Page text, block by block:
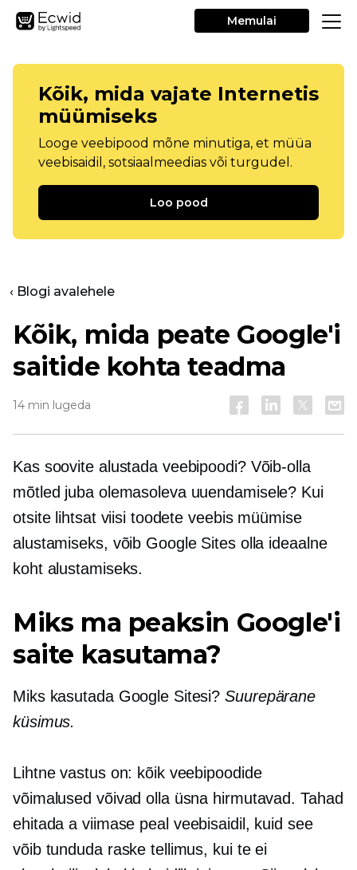
Memulai
Kõik, mida vajate Internetis
müümiseks
Looge veebipood mõne minutiga, et müüa
veebisaidil, sotsiaalmeedias või turgudel.
Loo pood
‹ Blogi avalehele
Kõik, mida peate Google'i
saitide kohta teadma
14 min lugeda
Kas soovite alustada veebipoodi? Võib-olla
mõtled juba olemasoleva uuendamisele? Kui
otsite lihtsat viisi toodete veebis müümise
alustamiseks, võib Google Sites olla ideaalne
koht alustamiseks.
Miks ma peaksin Google'i
saite kasutama?
Miks kasutada Google Sitesi?Suurepärane
küsimus.
Lihtne vastus on: kõik veebipoodide
võimalused võivad olla üsna hirmutavad. Tahad
ehitada aviimase peal veebisaidil, kuid see
võib tunduda raske tellimus, kui te ei